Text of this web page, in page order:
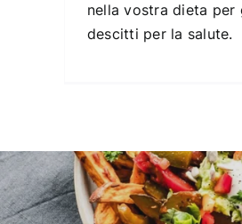
nella vostra dieta per
descitti per la salute.